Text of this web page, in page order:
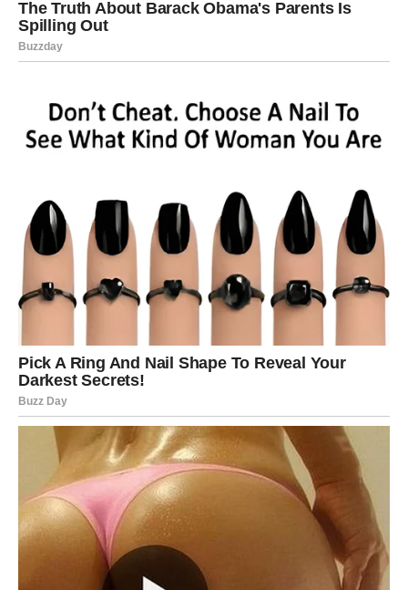
Za osobe koje imaju problema s mokraćnim i probavnim
sustavom, listovi smokve se toplo preporučuju kao
srce i krvne žile, već također pomaže u snižavanju
visokog krvnog tlaka i razine triglicerida.
održavanje optimalnog zdravlja, prekomjerna količina
triglicerida u tijelu značajno povećava rizik od pretilosti i
srčanih bolesti. List smokve neophodan je u kontroli
razine triglicerida u krvotoku, učinkovito smanjujući i
održavajući zdravu ravnotežu.
Brojne su zdravstvene dobrobiti povezane s
konzumacijom lišća smokve. Učinkovito regulira količinu
glukoze prisutne u krvotoku. Pomažući na putu
mršavljenja, pomaže u cjelokupnom procesu. Održavanje
stabilne razine krvnog tlaka korisno je za promicanje
cjelokupnog zdravlja i dobrobiti.
Snižavanje razine triglicerida. Povećava snagu i opću
dobrobit kostiju. Korištenje ovog tretmana pomaže u
rješavanju niza kožnih bolesti. Primjena ovog tretmana
pokazala se korisnom u liječenju slučajeva anemije.